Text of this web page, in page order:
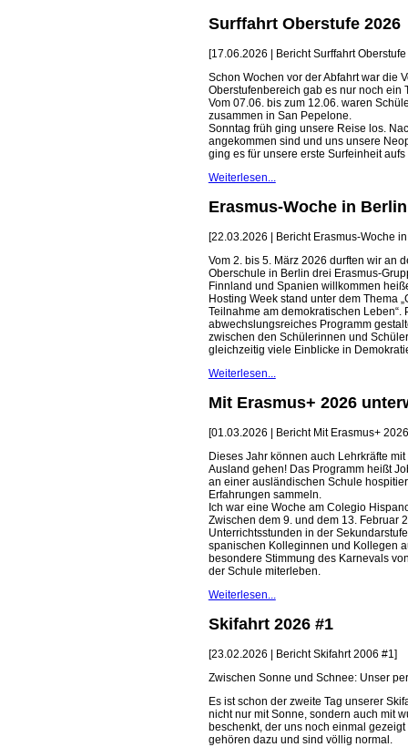
Surffahrt Oberstufe 2026
[17.06.2026 | Bericht Surffahrt
Schon Wochen vor der Abfahrt war die
Oberstufenbereich gab es nur noch ein
Vom 07.06. bis zum 12.06. waren
zusammen in San Pepelone.
Sonntag früh ging unsere Reise los.
angekommen sind und uns unsere
ging es für unsere erste Surfeinheit aufs
Weiterlesen...
Erasmus-Woche in
[22.03.2026 | Bericht Erasmus-Woche
Vom 2. bis 5. März 2026 durften wir an
Oberschule in Berlin drei Erasmus-
Finnland und Spanien willkommen
Hosting Week stand unter dem Thema
Teilnahme am demokratischen Leben“.
abwechslungsreiches Programm
zwischen den Schülerinnen und
gleichzeitig viele Einblicke in
Weiterlesen...
Mit Erasmus+ 2026
[01.03.2026 | Bericht Mit Erasmus+
Dieses Jahr können auch Lehrkräfte
Ausland gehen! Das Programm heißt
an einer ausländischen Schule
Erfahrungen sammeln.
Ich war eine Woche am Colegio
Zwischen dem 9. und dem 13. Februar
Unterrichtsstunden in der
spanischen Kolleginnen und Kollegen
besondere Stimmung des Karnevals
der Schule miterleben.
Weiterlesen...
Skifahrt 2026 #1
[23.02.2026 | Bericht Skifahrt 2006 #1]
Zwischen Sonne und Schnee: Unser
Es ist schon der zweite Tag unserer
nicht nur mit Sonne, sondern auch mit
beschenkt, der uns noch einmal
gehören dazu und sind völlig normal.